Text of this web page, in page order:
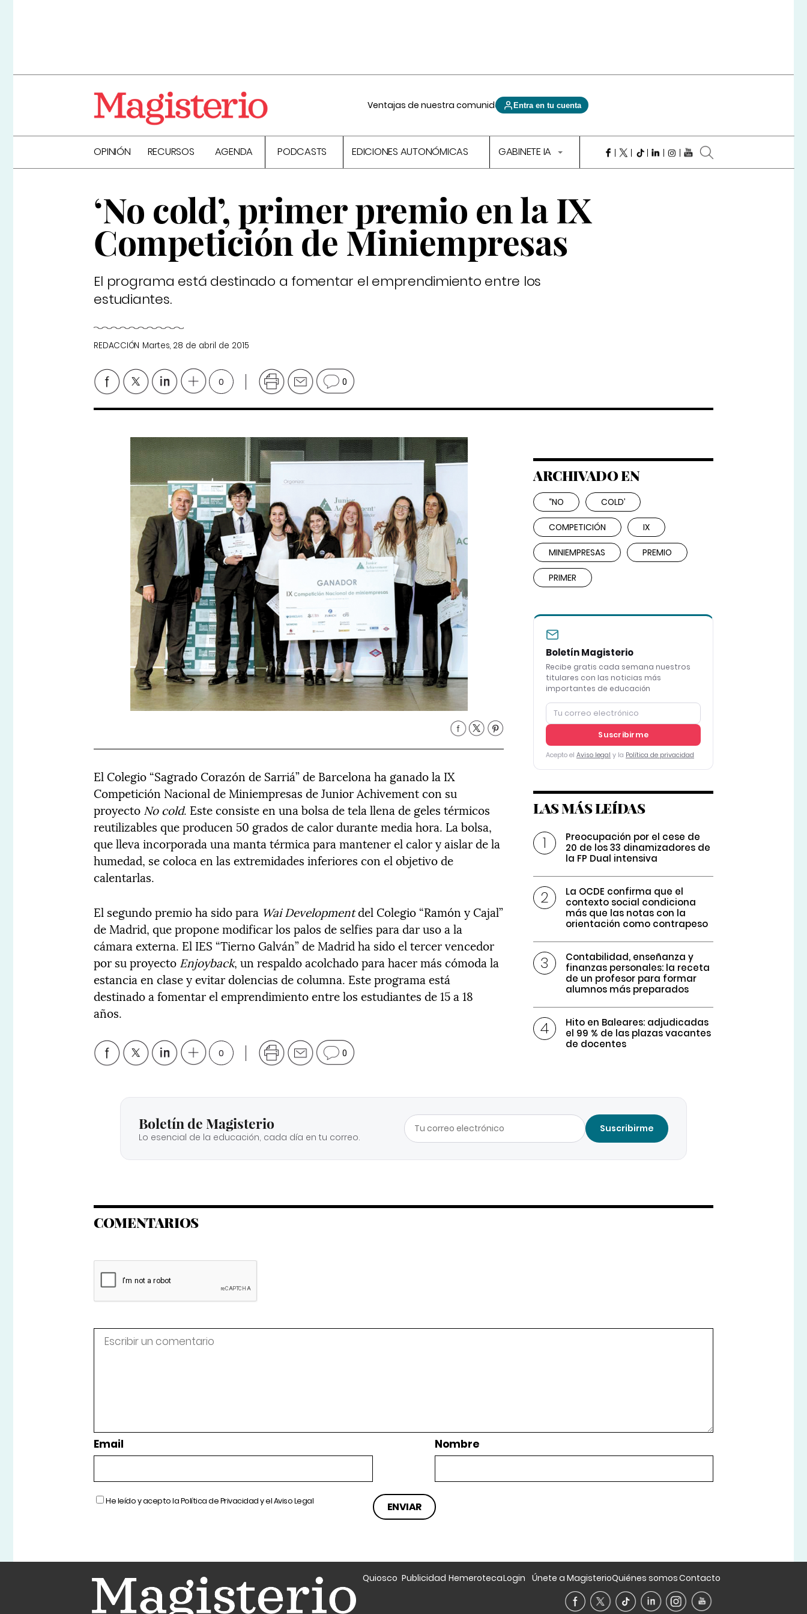
Ventajas de nuestra comunidad Entra en tu cuenta
OPINIÓN RECURSOS AGENDA PODCASTS EDICIONES AUTONÓMICAS GABINETE IA
‘No cold’, primer premio en la IX
Competición de Miniempresas
El programa está destinado a fomentar el emprendimiento entre los
estudiantes.
REDACCIÓN Martes, 28 de abril de 2015
0 0
El Colegio “Sagrado Corazón de Sarriá” de Barcelona ha ganado la IX
Competición Nacional de Miniempresas de Junior Achivement con su
proyecto No cold. Este consiste en una bolsa de tela llena de geles térmicos
reutilizables que producen 50 grados de calor durante media hora. La bolsa,
que lleva incorporada una manta térmica para mantener el calor y aislar de la
humedad, se coloca en las extremidades inferiores con el objetivo de
calentarlas.
El segundo premio ha sido para Wai Developmentdel Colegio “Ramón y Cajal”
de Madrid, que propone modificar los palos de selfies para dar uso a la
cámara externa. El IES “Tierno Galván” de Madrid ha sido el tercer vencedor
por su proyecto Enjoyback, un respaldo acolchado para hacer más cómoda la
estancia en clase y evitar dolencias de columna. Este programa está
destinado a fomentar el emprendimiento entre los estudiantes de 15 a 18
años.
0 0
ARCHIVADO EN
“NO COLD’
COMPETICIÓN IX
MINIEMPRESAS PREMIO
PRIMER
Boletín Magisterio
Recibe gratis cada semana nuestros
titulares con las noticias más
importantes de educación
Suscribirme
Acepto el Aviso legal y la Política de privacidad
LAS MÁS LEÍDAS
Preocupación por el cese de
20 de los 33 dinamizadores de
la FP Dual intensiva
La OCDE confirma que el
contexto social condiciona
más que las notas con la
orientación como contrapeso
Contabilidad, enseñanza y
finanzas personales: la receta
de un profesor para formar
alumnos más preparados
Hito en Baleares: adjudicadas
el 99 % de las plazas vacantes
de docentes
Boletín de Magisterio
Lo esencial de la educación, cada día en tu correo.
Suscribirme
COMENTARIOS
Email Nombre
He leído y acepto laPolítica de Privacidady elAviso Legal
Quiosco Publicidad HemerotecaLogin Únete a MagisterioQuiénes somosContacto